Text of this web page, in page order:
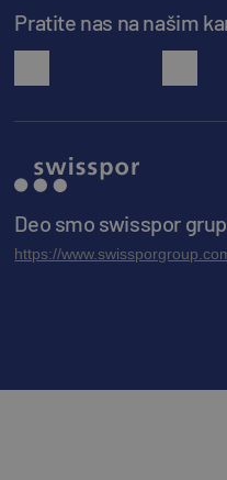
Pratite nas na našim
facebook
Deo smo swisspor
https://